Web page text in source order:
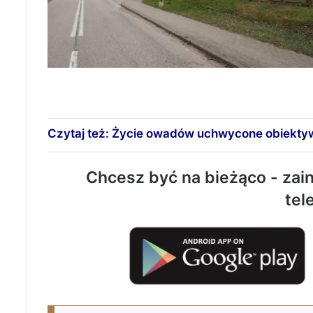
Czytaj też: Życie owadów uchwycone
Chcesz być na bieżąco -